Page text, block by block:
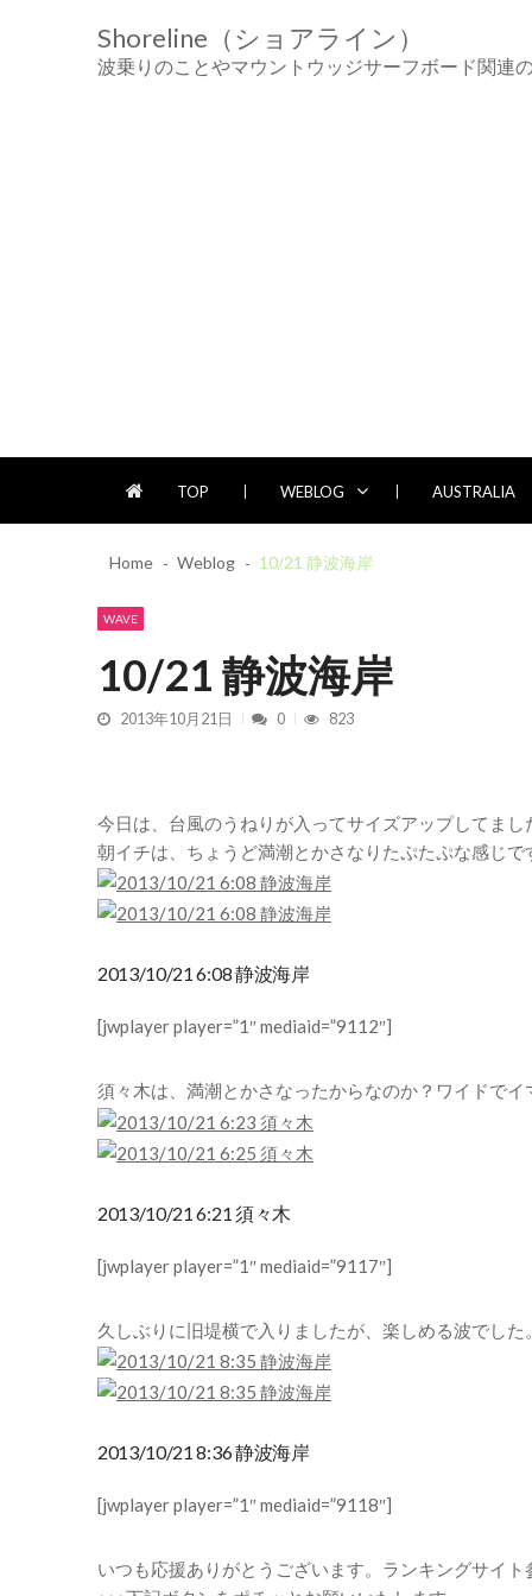
Shoreline（ショアライン）
波乗りのことやマウントウッジサーフボード関連
TOP WEBLOG AUSTRALIA
2026/6/4 静波 風弱く見た目よりで
Home Weblog 10/21 静波海岸
WAVE
10/21 静波海岸
2013年10月21日 0 823
今日は、台風のうねりが入ってサイズアップしてまし
朝イチは、ちょうど満潮とかさなりたぷたぷな感じで
2013/10/21 6:08 静波海岸
[jwplayer player=”1″ mediaid=”9112″]
須々木は、満潮とかさなったからなのか？ワイドでイ
2013/10/21 6:21 須々木
[jwplayer player=”1″ mediaid=”9117″]
久しぶりに旧堤横で入りましたが、楽しめる波でした。
2013/10/21 8:36 静波海岸
[jwplayer player=”1″ mediaid=”9118″]
いつも応援ありがとうございます。ランキングサイト